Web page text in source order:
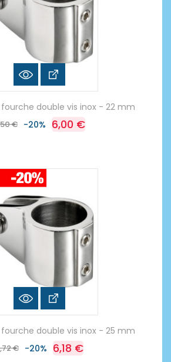
double vis inox - 22 mm
€ -20% 6,00 €
double vis inox - 25 mm
€ -20% 6,18 €